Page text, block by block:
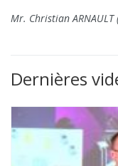
Mr. Christian ARNAULT
Dernières